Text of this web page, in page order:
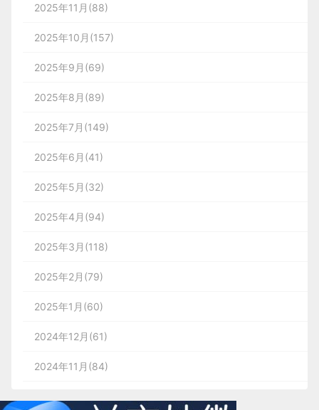
2025年11月(88)
2025年10月(157)
2025年9月(69)
2025年8月(89)
2025年7月(149)
2025年6月(41)
2025年5月(32)
2025年4月(94)
2025年3月(118)
2025年2月(79)
2025年1月(60)
2024年12月(61)
2024年11月(84)